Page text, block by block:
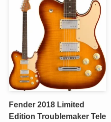
Fender 2018 Limited
Edition Troublemaker Tele